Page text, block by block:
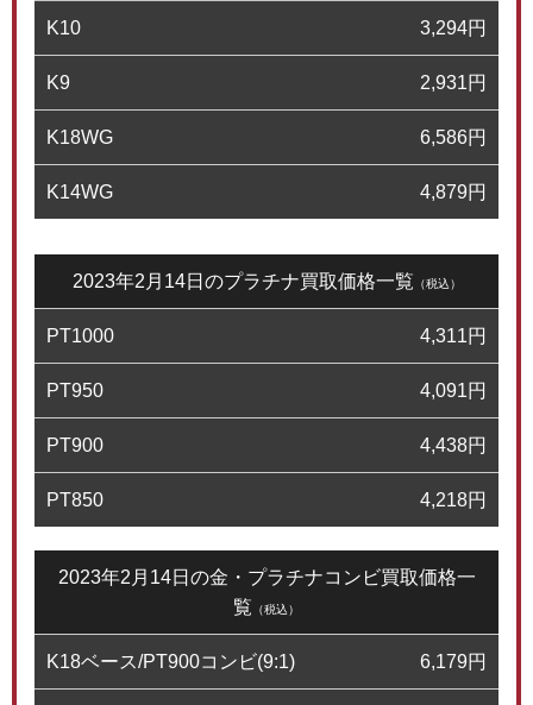
K10 3,294円
K9 2,931円
K18WG 6,586円
K14WG 4,879円
2023年2月14日のプラチナ買取価格一覧 （税込）
PT1000 4,311円
PT950 4,091円
PT900 4,438円
PT850 4,218円
2023年2月14日の金・プラチナコンビ買取価格一
覧 （税込）
K18ベース/PT900コンビ(9:1) 6,179円